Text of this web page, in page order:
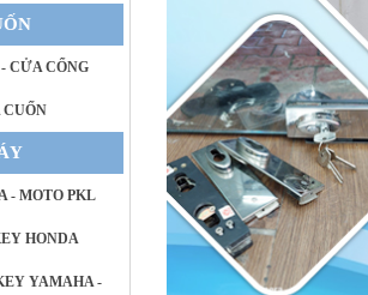
CỬA CỔNG
- MOTO PKL
HONDA
YAMAHA -